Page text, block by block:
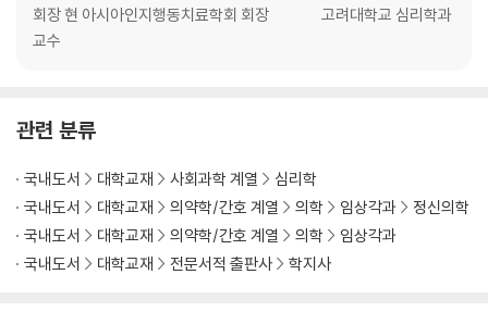
회장 현 아시아인지행동치료학회 회장 고려대학교 심리학과
교수
관련 분류
국내도서 대학교재 사회과학 계열
심리학
국내도서
대학교재 의약학/간호 계열 의학 임상각과
정신의학
국내도서
대학교재 의약학/간호 계열 의학
임상각과
국내도서
대학교재 전문서적 출판사 학지사